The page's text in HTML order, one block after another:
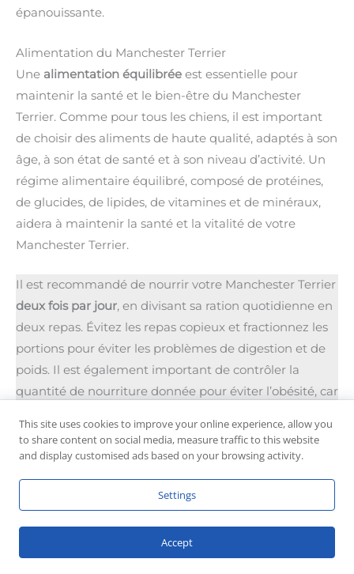
épanouissante.
Alimentation du Manchester Terrier
Une alimentation équilibrée est essentielle pour
maintenir la santé et le bien-être du Manchester
Terrier. Comme pour tous les chiens, il est important
de choisir des aliments de haute qualité, adaptés à son
âge, à son état de santé et à son niveau d’activité. Un
régime alimentaire équilibré, composé de protéines,
de glucides, de lipides, de vitamines et de minéraux,
aidera à maintenir la santé et la vitalité de votre
Manchester Terrier.
Il est recommandé de nourrir votre Manchester Terrier
deux fois par jour, en divisant sa ration quotidienne en
deux repas. Évitez les repas copieux et fractionnez les
portions pour éviter les problèmes de digestion et de
poids. Il est également important de contrôler la
quantité de nourriture donnée pour éviter l’obésité, car
Consultez votre vétérinairepour obtenir des
nutritionnels de votre Manchester Terrier. Il pourra
adapté, qu’il s’agisse de croquettes commerciales de
haute qualité ou d’un régime alimentaire fait maison.
This site uses cookies to improve your online experience, allow you
to share content on social media, measure traffic to this website
and display customised ads based on your browsing activity.
Settings
Accept